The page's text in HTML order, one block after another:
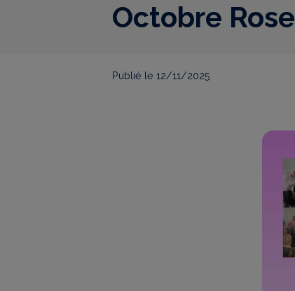
Octobre Rose
Publié le 12/11/2025